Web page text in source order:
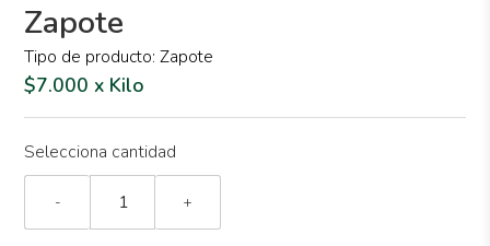
Zapote
Tipo de producto: Zapote
$7.000 x Kilo
Selecciona cantidad
- +